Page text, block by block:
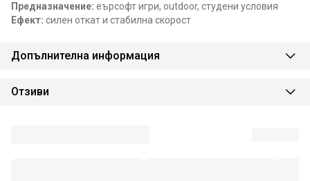
Предназначение: еърсофт игри, outdoor, студени условия
Ефект: силен откат и стабилна скорост
Допълнителна информация
Отзиви